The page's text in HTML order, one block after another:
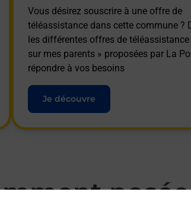
Vous désirez souscrire à une offre de
téléassistance dans cette commune ?
les différentes offres de téléassistance
sur mes parents » proposées par La
répondre à vos besoins
Je découvre